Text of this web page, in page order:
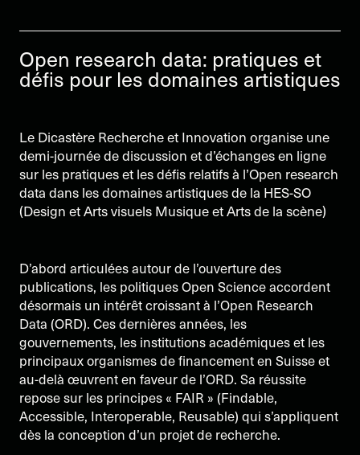
Open research data: pratiques et
défis pour les domaines artistiques
Le Dicastère Recherche et Innovation organise une
demi-journée de discussion et d’échanges en ligne
sur les pratiques et les défis relatifs à l’Open research
data dans les domaines artistiques de la HES-SO
(Design et Arts visuels Musique et Arts de la scène)
D’abord articulées autour de l’ouverture des
publications, les politiques Open Science accordent
désormais un intérêt croissant à l’Open Research
Data (ORD). Ces dernières années, les
gouvernements, les institutions académiques et les
principaux organismes de financement en Suisse et
au-delà œuvrent en faveur de l’ORD. Sa réussite
repose sur les principes « FAIR » (Findable,
Accessible, Interoperable, Reusable) qui s’appliquent
dès la conception d’un projet de recherche.